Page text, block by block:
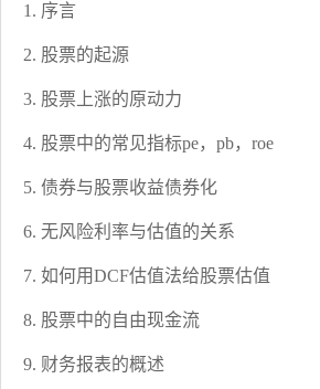
1. 序言
2. 股票的起源
3. 股票上涨的原动力
4. 股票中的常见指标pe，pb，roe
5. 债券与股票收益债券化
6. 无风险利率与估值的关系
7. 如何用DCF估值法给股票估值
8. 股票中的自由现金流
9. 财务报表的概述